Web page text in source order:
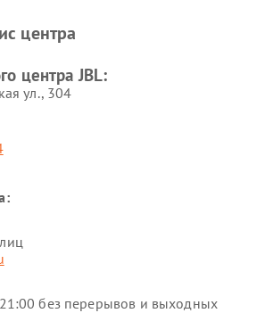
центра
центра JBL:
ул., 304
без перерывов и выходных